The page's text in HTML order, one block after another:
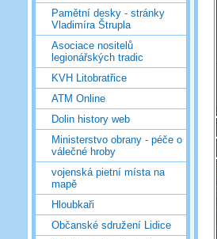
Pamětní desky - stránky
Vladimíra Štrupla
Asociace nositelů
legionářských tradic
KVH Litobratřice
ATM Online
Dolin history web
Ministerstvo obrany - péče o
válečné hroby
vojenská pietní místa na
mapě
Hloubkaři
Občanské sdružení Lidice